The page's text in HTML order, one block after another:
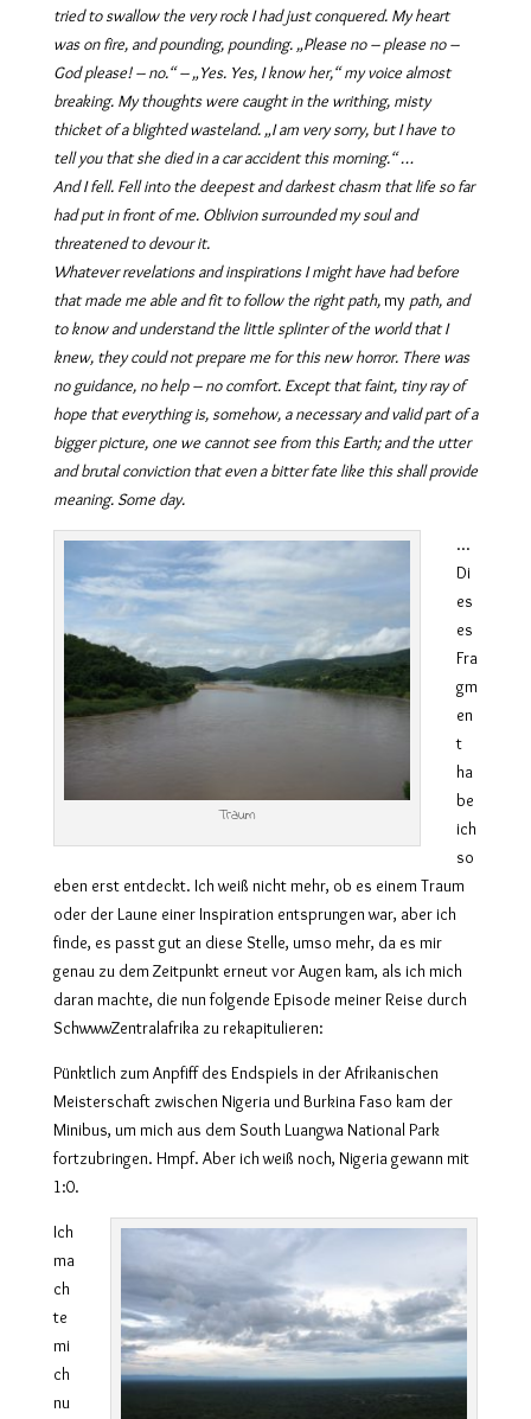
tried to swallow the very rock I had just conquered. My heart
was on fire, and pounding, pounding. „Please no – please no –
God please! – no.“ – „Yes. Yes, I know her,“ my voice almost
breaking. My thoughts were caught in the writhing, misty
thicket of a blighted wasteland. „I am very sorry, but I have to
tell you that she died in a car accident this morning.“ …
And I fell. Fell into the deepest and darkest chasm that life so far
had put in front of me. Oblivion surrounded my soul and
threatened to devour it.
Whatever revelations and inspirations I might have had before
that made me able and fit to follow the right path,my path, and
to know and understand the little splinter of the world that I
knew, they could not prepare me for this new horror. There was
no guidance, no help – no comfort. Except that faint, tiny ray of
hope that everything is, somehow, a necessary and valid part of a
bigger picture, one we cannot see from this Earth; and the utter
and brutal conviction that even a bitter fate like this shall provide
meaning. Some day.
Traum
…
Di
es
es
Fra
gm
en
t
ha
be
ich
so
eben erst entdeckt. Ich weiß nicht mehr, ob es einem Traum
oder der Laune einer Inspiration entsprungen war, aber ich
finde, es passt gut an diese Stelle, umso mehr, da es mir
genau zu dem Zeitpunkt erneut vor Augen kam, als ich mich
daran machte, die nun folgende Episode meiner Reise durch
SchwwwZentralafrika zu rekapitulieren:
Pünktlich zum Anpfiff des Endspiels in der Afrikanischen
Meisterschaft zwischen Nigeria und Burkina Faso kam der
Minibus, um mich aus dem South Luangwa National Park
fortzubringen. Hmpf. Aber ich weiß noch, Nigeria gewann mit
1:0.
Ich
ma
ch
te
mi
ch
nu